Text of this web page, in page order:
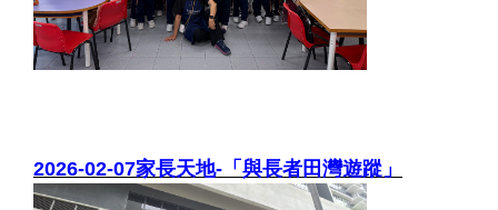
2026-02-07家長天地-「與長者田灣遊蹤」